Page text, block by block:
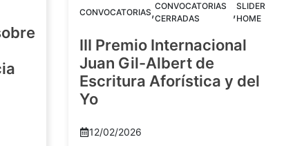
CONVOCATORIAS,CONVOCATORIAS
CERRADAS
,SLIDER
HOME
III Premio Internacional
Juan Gil-Albert de
Escritura Aforística y del
Yo
12/02/2026